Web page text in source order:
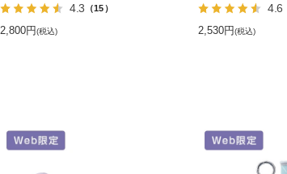
4.3 （15）
2,800円(税込)
4.6
2,530円(税込)